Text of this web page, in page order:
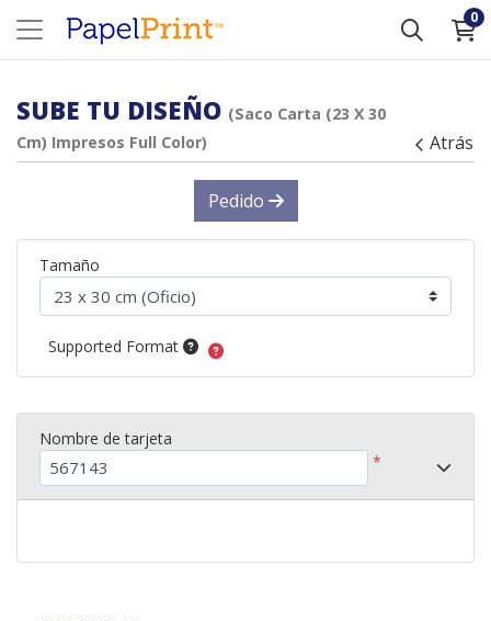
0
SUBE TU DISEÑO (Saco Carta (23 X 30
Cm) Impresos Full Color)
Atrás
Pedido
Tamaño
Supported Format
Nombre de tarjeta
*